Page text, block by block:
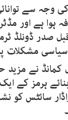
وجہ سے
ہوا ہے اور
صدر ڈونلڈ
مشکلات
کمانڈ نے
ہرمز کے
سائٹس کو